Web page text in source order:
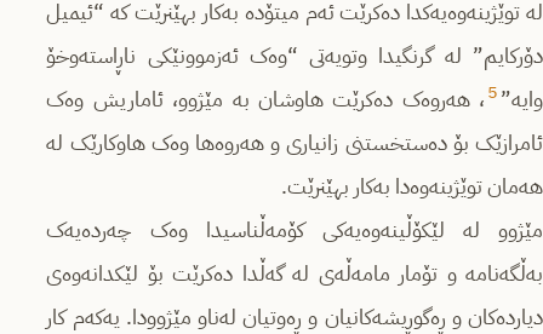
لە توێژینەوەیەکدا دەکرێت ئەم میتۆدە بەکار بهێنرێت کە “ئیمیل
دۆرکایم” لە گرنگیدا وتویەتى “وەک ئەزموونێکى ناڕاستەوخۆ
وایە”5، هەروەک دەکرێت هاوشان بە مێژوو، ئاماریش وەک
ئامرازێک بۆ دەستخستنی زانیارى و هەروەها وەک هاوکارێک لە
هەمان توێژینەوەدا بەکار بهێنرێت.
مێژوو لە لێکۆڵینەوەیەکى کۆمەڵناسیدا وەک چەردەیەک
بەڵگەنامە و تۆمار مامەڵەى لە گەڵدا دەکرێت بۆ لێکدانەوەى
دیاردەکان و ڕەگوڕیشەکانیان و ڕەوتیان لەناو مێژوودا. یەکەم کار